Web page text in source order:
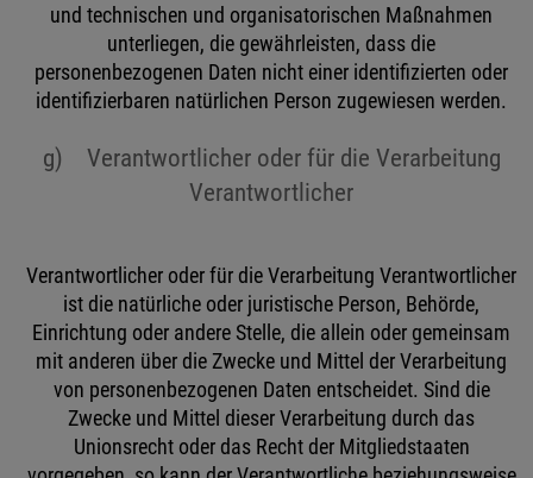
und technischen und organisatorischen Maßnahmen
unterliegen, die gewährleisten, dass die
personenbezogenen Daten nicht einer identifizierten oder
identifizierbaren natürlichen Person zugewiesen werden.
g) Verantwortlicher oder für die Verarbeitung
Verantwortlicher
Verantwortlicher oder für die Verarbeitung Verantwortlicher
ist die natürliche oder juristische Person, Behörde,
Einrichtung oder andere Stelle, die allein oder gemeinsam
mit anderen über die Zwecke und Mittel der Verarbeitung
von personenbezogenen Daten entscheidet. Sind die
Zwecke und Mittel dieser Verarbeitung durch das
Unionsrecht oder das Recht der Mitgliedstaaten